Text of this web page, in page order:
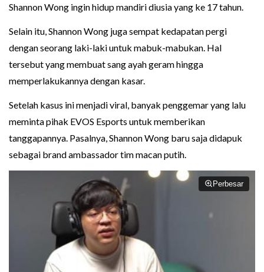
Shannon Wong ingin hidup mandiri diusia yang ke 17 tahun.
Selain itu, Shannon Wong juga sempat kedapatan pergi
dengan seorang laki-laki untuk mabuk-mabukan. Hal
tersebut yang membuat sang ayah geram hingga
memperlakukannya dengan kasar.
Setelah kasus ini menjadi viral, banyak penggemar yang lalu
meminta pihak EVOS Esports untuk memberikan
tanggapannya. Pasalnya, Shannon Wong baru saja didapuk
sebagai brand ambassador tim macan putih.
Perbesar